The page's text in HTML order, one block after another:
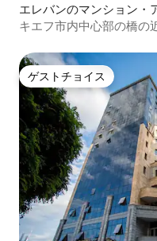
エレバンのマンション・
キエフ市内中心部の橋の
ゲストチョイス
ゲストチョイス